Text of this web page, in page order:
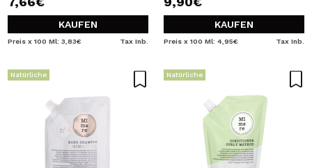
KAUFEN
Preis x 100 Ml: 3,83€ Tax Inb.
KAUFEN
Preis x 100 Ml: 4,95€ Tax Inb.
Natürliche Natürliche